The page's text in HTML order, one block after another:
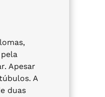
Apesar
A
duas